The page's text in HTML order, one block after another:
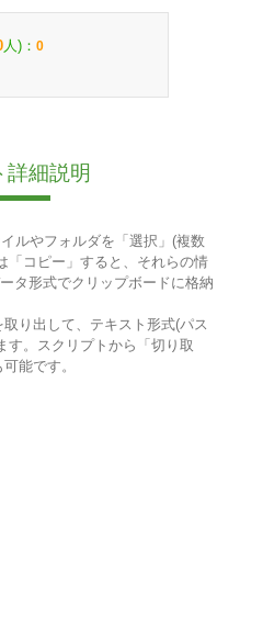
人)： 0
詳細説明
ルやフォルダを「選択」(複数
「コピー」すると、それらの情
タ形式でクリップボードに格納
り出して、テキスト形式(パス
す。スクリプトから「切り取
能です。